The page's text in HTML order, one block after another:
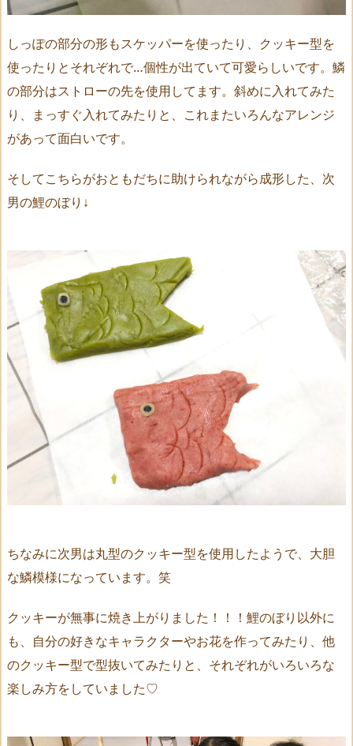
しっぽの部分の形もスケッパーを使ったり、クッキー型を
使ったりとそれぞれで…個性が出ていて可愛らしいです。鱗
の部分はストローの先を使用してます。斜めに入れてみた
り、まっすぐ入れてみたりと、これまたいろんなアレンジ
があって面白いです。
そしてこちらがおともだちに助けられながら成形した、次
男の鯉のぼり↓
ちなみに次男は丸型のクッキー型を使用したようで、大胆
な鱗模様になっています。笑
クッキーが無事に焼き上がりました！！！鯉のぼり以外に
も、自分の好きなキャラクターやお花を作ってみたり、他
のクッキー型で型抜いてみたりと、それぞれがいろいろな
楽しみ方をしていました♡